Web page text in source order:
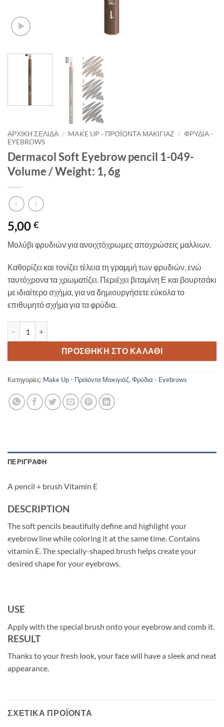
ΑΡΧΙΚΉ ΣΕΛΊΔΑ / MAKE UP - ΠΡΟΪΌΝΤΑ ΜΑΚΙΓΙΆΖ / ΦΡΎΔΙΑ -
EYEBROWS
Dermacol Soft Eyebrow pencil 1-049-
Volume / Weight: 1, 6g
5,00 €
Μολύβι φρυδιών για ανοιχτόχρωμες αποχρώσεις μαλλιων.
Καθορίζει και τονίζει τέλεια τη γραμμή των φρυδιών, ενώ
ταυτόχρονα τα χρωματίζει. Περιέχει βιταμίνη Ε και βουρτσάκι
με ιδιαίτερο σχήμα, για να δημιουργήσετε εύκολα το
επιθυμητό σχήμα για τα φρύδια.
ΠΡΟΣΘΉΚΗ ΣΤΟ ΚΑΛΆΘΙ
Κατηγορίες: Make Up - Προϊόντα Μακιγιάζ, Φρύδια - Eyebrows
ΠΕΡΙΓΡΑΦΉ
A pencil + brush Vitamin E
DESCRIPTION
The soft pencils beautifully define and highlight your
eyebrow line while coloring it at the same time. Contains
vitamin E. The specially-shaped brush helps create your
desired shape for your eyebrows.
USE
Apply with the special brush onto your eyebrow and comb it.
RESULT
Thanks to your fresh look, your face will have a sleek and neat
appearance.
ΣΧΕΤΙΚΆ ΠΡΟΪΌΝΤΑ